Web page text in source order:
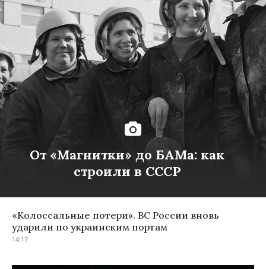
От «Магнитки» до БАМа: как
строили в СССР
«Колоссальные потери». ВС России вновь
ударили по украинским портам
14:17